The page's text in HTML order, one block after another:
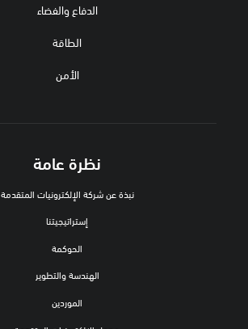
الدفاع والفضاء
الطاقة
الأمن
نظرة عامة
نبذة عن شركة الإلكترونيات المتقدمة
إستراتيجيتنا
الحوكمة
الهندسة والتطوير
الموردين